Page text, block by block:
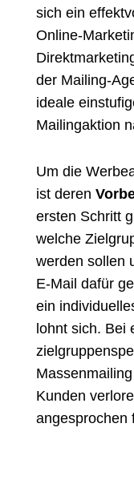
sich ein
Online-
der Mailing-
ideale
Mailingaktion
Um die
ist deren
ersten Schritt
welche
werden sollen
E-Mail dafür
ein
lohnt sich. Bei
Kunden
angesprochen